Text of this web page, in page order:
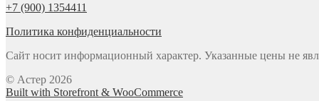
+7 (900) 1354411
Политика конфиденциальности
Сайт носит информационный характер. Указанные цены не
© Астер 2026
Built with Storefront & WooCommerce